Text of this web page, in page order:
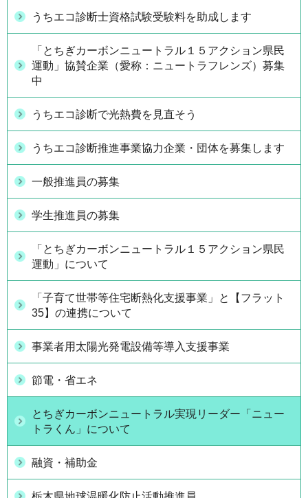
うちエコ診断士資格試験受験料を助成します
「とちぎカーボンニュートラル１５アクション県民
運動」協賛企業（愛称：ニュートラフレンズ）募集
中
うちエコ診断で光熱費を見直そう
うちエコ診断推進事業協力企業・団体を募集します
一般推進員の募集
学生推進員の募集
「とちぎカーボンニュートラル１５アクション県民
運動」について
「子育て世帯等住宅断熱化支援事業」と【フラット
35】の連携について
事業者用太陽光発電設備等導入支援事業
節電・省エネ
とちぎカーボンニュートラル実現リーダー「ニュー
トラくん」について
融資・補助金